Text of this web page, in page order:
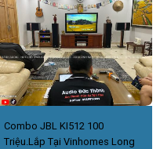
Combo JBL KI512 100
Triệu.Lắp Tại Vinhomes Long